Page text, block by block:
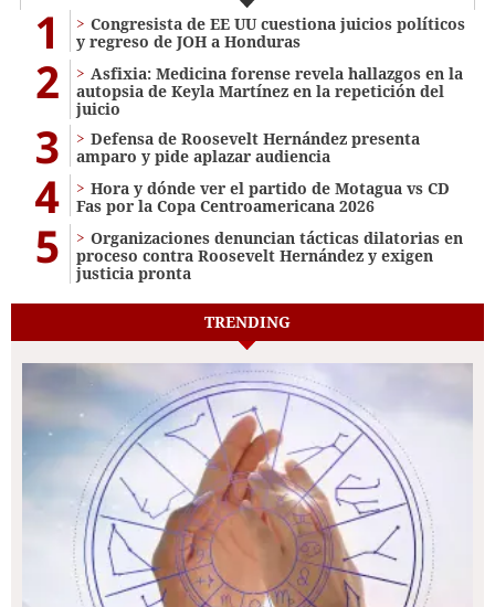
1
Congresista de EE UU cuestiona juicios políticos
y regreso de JOH a Honduras
2
Asfixia: Medicina forense revela hallazgos en la
autopsia de Keyla Martínez en la repetición del
juicio
3
Defensa de Roosevelt Hernández presenta
amparo y pide aplazar audiencia
4
Hora y dónde ver el partido de Motagua vs CD
Fas por la Copa Centroamericana 2026
5
Organizaciones denuncian tácticas dilatorias en
proceso contra Roosevelt Hernández y exigen
justicia pronta
TRENDING